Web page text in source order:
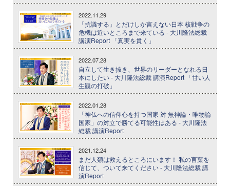
2022.11.29
「抗議する」とだけしか言えない日本 核戦争の
危機は近いところまで来ている - 大川隆法総裁
講演Report 「真実を貫く」
2022.07.28
自立して生き抜き、世界のリーダーとなれる日
本にしたい - 大川隆法総裁 講演Report 「甘い人
生観の打破」
2022.01.28
「神仏への信仰心を持つ国家 対 無神論・唯物論
国家」の対立で勝てる可能性はある - 大川隆法
総裁 講演Report
2021.12.24
まだ人類は救えるところにいます！ 私の言葉を
信じて、ついて来てください - 大川隆法総裁 講
演Report